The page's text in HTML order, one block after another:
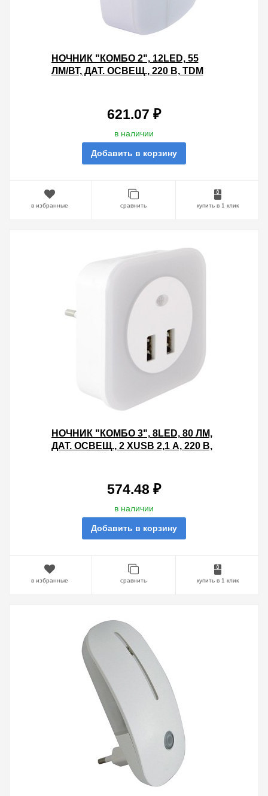
НОЧНИК "КОМБО 2", 12LED, 55
ЛМ/ВТ, ДАТ. ОСВЕЩ., 220 В, TDM
621.07 ₽
в наличии
Добавить в корзину
в избранные сравнить купить в 1 клик
НОЧНИК "КОМБО 3", 8LED, 80 ЛМ,
ДАТ. ОСВЕЩ., 2 ХUSB 2,1 А, 220 В,
574.48 ₽
в наличии
Добавить в корзину
в избранные сравнить купить в 1 клик